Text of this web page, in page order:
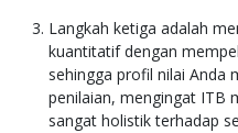
Langkah ketiga adalah
kuantitatif dengan
sehingga profil nilai Anda
penilaian, mengingat ITB
sangat holistik terhadap